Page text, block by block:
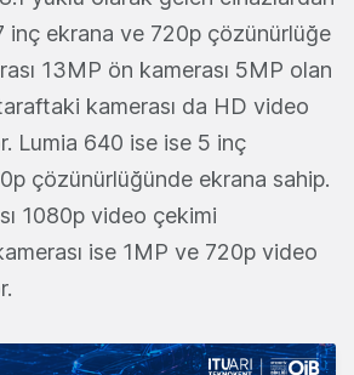
inç ekrana ve 720p çözünürlüğe
13MP ön kamerası 5MP olan
kamerası da HD video
Lumia 640 ise ise 5 inç
çözünürlüğünde ekrana sahip.
1080p video çekimi
ise 1MP ve 720p video